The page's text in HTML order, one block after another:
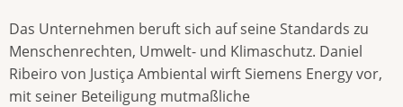
Das Unternehmen beruft sich auf seine Standards zu
Menschenrechten, Umwelt- und Klimaschutz. Daniel
Ribeiro von Justiça Ambiental wirft Siemens Energy vor,
mit seiner Beteiligung mutmaßliche